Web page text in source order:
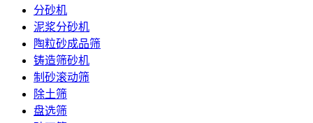
分砂机
泥浆分砂机
陶粒砂成品筛
铸造筛砂机
制砂滚动筛
除土筛
盘选筛